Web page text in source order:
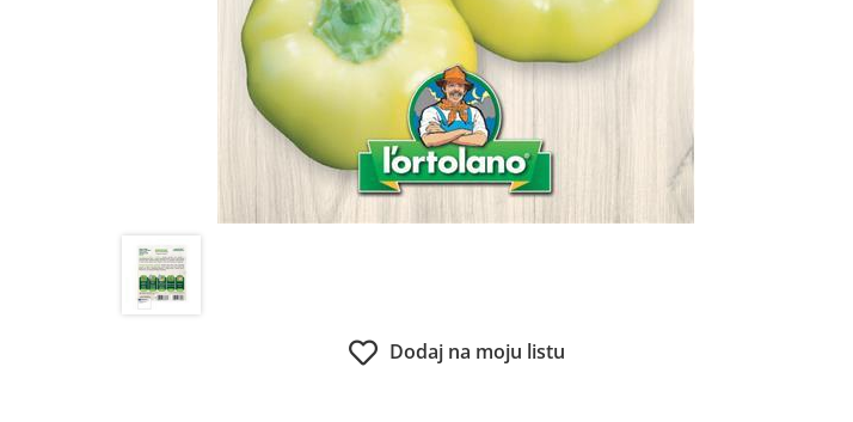
Dodaj na moju listu